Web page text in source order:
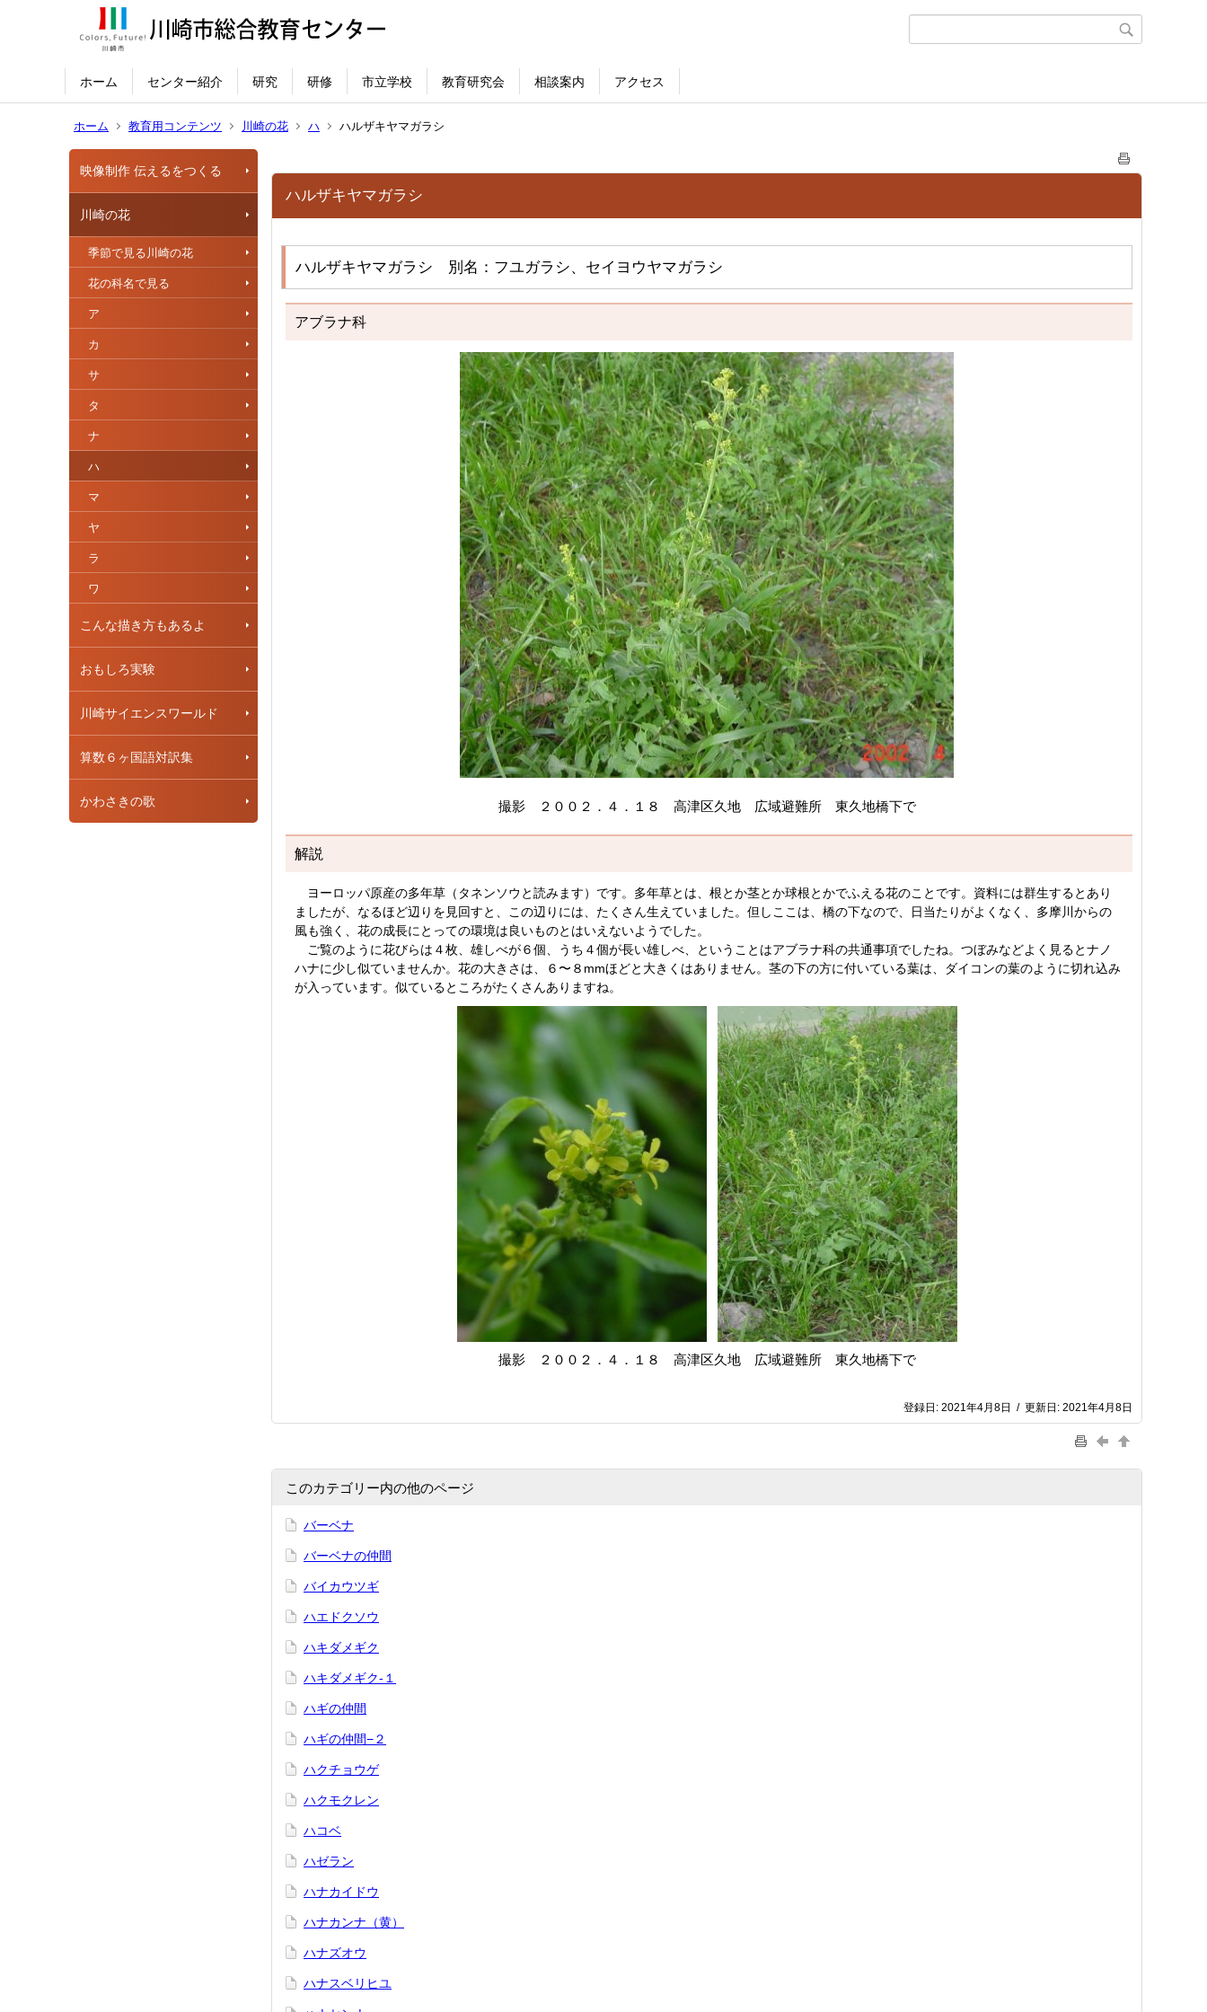
ホーム センター紹介 研究 研修 市立学校 教育研究会 相談案内 アクセス
ホーム 教育用コンテンツ 川崎の花 ハ ハルザキヤマガラシ
映像制作 伝えるをつくる
川崎の花
季節で見る川崎の花
花の科名で見る
ア
カ
サ
タ
ナ
ハ
マ
ヤ
ラ
ワ
こんな描き方もあるよ
おもしろ実験
川崎サイエンスワールド
算数６ヶ国語対訳集
かわさきの歌
ハルザキヤマガラシ
ハルザキヤマガラシ 別名：フユガラシ、セイヨウヤマガラシ
アブラナ科
撮影 ２００２．４．１８ 高津区久地 広域避難所 東久地橋下で
解説
ヨーロッパ原産の多年草（タネンソウと読みます）です。多年草とは、根とか茎とか球根とかでふえる花のことです。資料には群生するとあり
ましたが、なるほど辺りを見回すと、この辺りには、たくさん生えていました。但しここは、橋の下なので、日当たりがよくなく、多摩川からの
風も強く、花の成長にとっての環境は良いものとはいえないようでした。
ご覧のように花びらは４枚、雄しべが６個、うち４個が長い雄しべ、ということはアブラナ科の共通事項でしたね。つぼみなどよく見るとナノ
ハナに少し似ていませんか。花の大きさは、６〜８mmほどと大きくはありません。茎の下の方に付いている葉は、ダイコンの葉のように切れ込み
が入っています。似ているところがたくさんありますね。
撮影 ２００２．４．１８ 高津区久地 広域避難所 東久地橋下で
登録日: 2021年4月8日 / 更新日: 2021年4月8日
このカテゴリー内の他のページ
バーベナ
バーベナの仲間
バイカウツギ
ハエドクソウ
ハキダメギク
ハキダメギク-１
ハギの仲間
ハギの仲間−２
ハクチョウゲ
ハクモクレン
ハコベ
ハゼラン
ハナカイドウ
ハナカンナ（黄）
ハナズオウ
ハナスベリヒユ